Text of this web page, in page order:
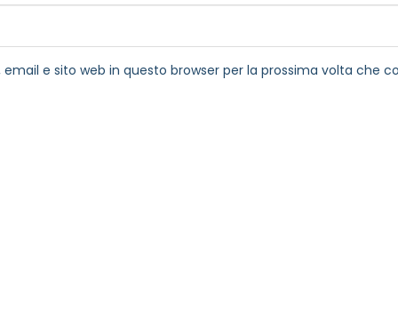
email e sito web in questo browser per la prossima volta che
Privacy*
Desidero rimanere aggiornato sulle ultime novità